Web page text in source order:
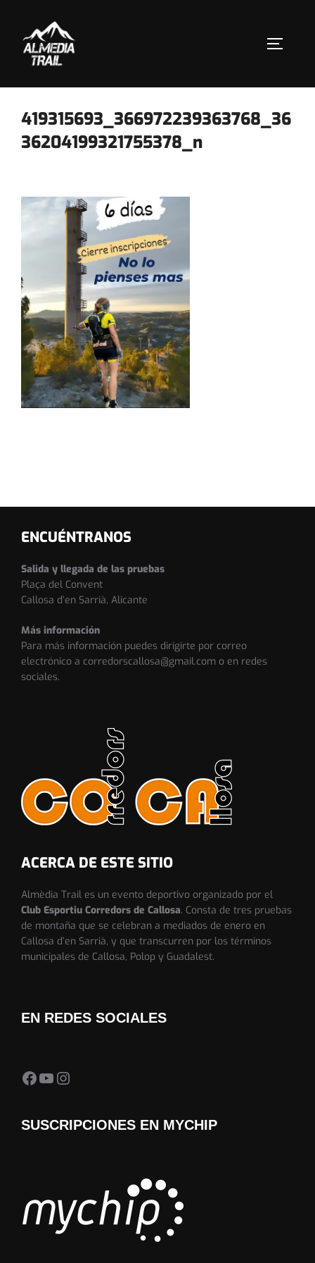
contenido
419315693_366972239363768_36
36204199321755378_n
ENCUÉNTRANOS
Salida y llegada de las pruebas
Plaça del Convent
Callosa d’en Sarrià, Alicante
Más información
Para más información puedes dirigirte por correo
electrónico a corredorscallosa@gmail.com o en redes
sociales.
ACERCA DE ESTE SITIO
Almèdia Trail es un evento deportivo organizado por el
Club Esportiu Corredors de Callosa. Consta de tres pruebas
de montaña que se celebran a mediados de enero en
Callosa d’en Sarrià, y que transcurren por los términos
municipales de Callosa, Polop y Guadalest.
EN REDES SOCIALES
Facebook Almedia TrailYouTube
Instagram
SUSCRIPCIONES EN MYCHIP